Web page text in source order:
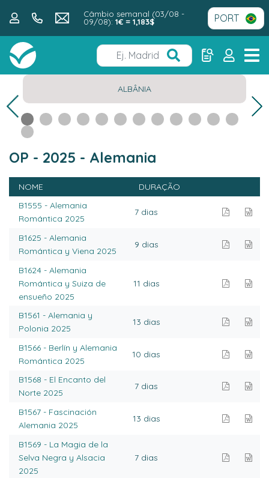
Câmbio semanal (03/08 -
09/08):1€ = 1,183$
ALBÂNIA
OP - 2025 - Alemania
NOME
DURAÇÃO
B1555 - Alemania
Romántica 2025
7 dias
B1625 - Alemania
Romántica y Viena 2025
9 dias
B1624 - Alemania
Romántica y Suiza de
ensueño 2025
11 dias
B1561 - Alemania y
Polonia 2025
13 dias
B1566 - Berlín y Alemania
Romántica 2025
10 dias
B1568 - El Encanto del
Norte 2025
7 dias
B1567 - Fascinación
Alemania 2025
13 dias
B1569 - La Magia de la
Selva Negra y Alsacia
2025
7 dias